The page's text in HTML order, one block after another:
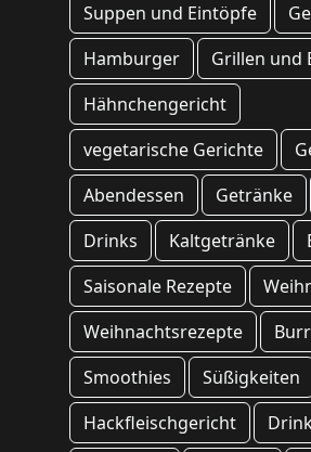
Suppen und Eintöpfe
Hamburger
Grillen und
Hähnchengericht
vegetarische Gerichte
Abendessen
Getränke
Drinks
Kaltgetränke
Saisonale Rezepte
Weihnachtsrezepte
Smoothies
Süßigkeiten
Hackfleischgericht